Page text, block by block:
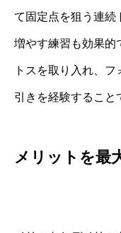
て固定点を狙う連続
増やす練習も効果的
トスを取り入れ、
引きを経験すること
メリットを最